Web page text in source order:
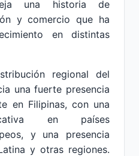
una historia de
y comercio que ha
en distintas
regional del
una fuerte presencia
en Filipinas, con una
en países
y una presencia
y otras regiones.